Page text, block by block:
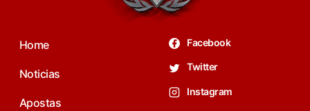
Home
Noticias
Apostas
Facebook
Twitter
Instagram